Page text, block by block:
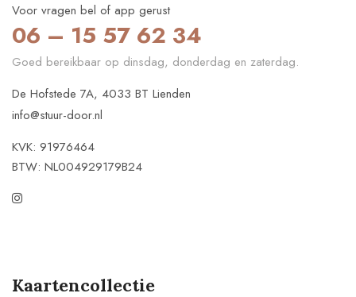
Voor vragen bel of app gerust
06 – 15 57 62 34
Goed bereikbaar op dinsdag, donderdag en zaterdag.
De Hofstede 7A, 4033 BT Lienden
info@stuur-door.nl
KVK: 91976464
BTW: NL004929179B24
Kaartencollectie